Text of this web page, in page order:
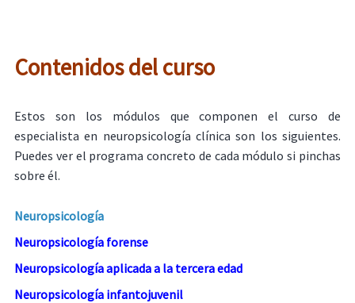
Contenidos del curso
Estos son los módulos que componen el curso de
especialista en neuropsicología clínica son los siguientes.
Puedes ver el programa concreto de cada módulo si pinchas
sobre él.
Neuropsicología
Neuropsicología forense
Neuropsicología aplicada a la tercera edad
Neuropsicología infantojuvenil